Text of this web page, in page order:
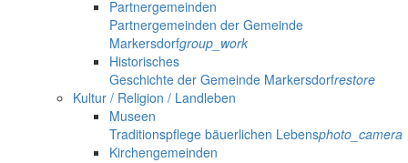
Partnergemeinden
Partnergemeinden der Gemeinde
Markersdorfgroup_work
Historisches
Geschichte der Gemeinde Markersdorfrestore
Kultur / Religion / Landleben
Museen
Traditionspflege bäuerlichen Lebensphoto_camera
Kirchengemeinden